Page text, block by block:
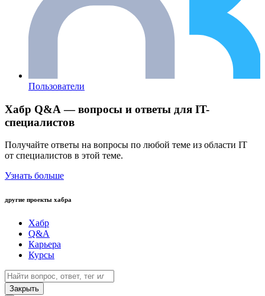
Пользователи
Хабр Q&A — вопросы и ответы для IT-
специалистов
Получайте ответы на вопросы по любой теме из области IT
от специалистов в этой теме.
Узнать больше
другие проекты хабра
Хабр
Q&A
Карьера
Курсы
Закрыть